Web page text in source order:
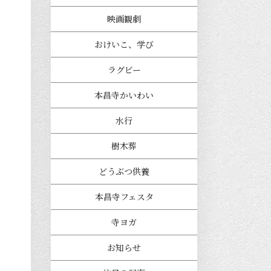
映画観劇
おけいこ、学び
ラグビー
本昌寺かいわい
水行
樹木葬
どうぶつ供養
本昌寺フェスタ
寺ヨガ
お知らせ